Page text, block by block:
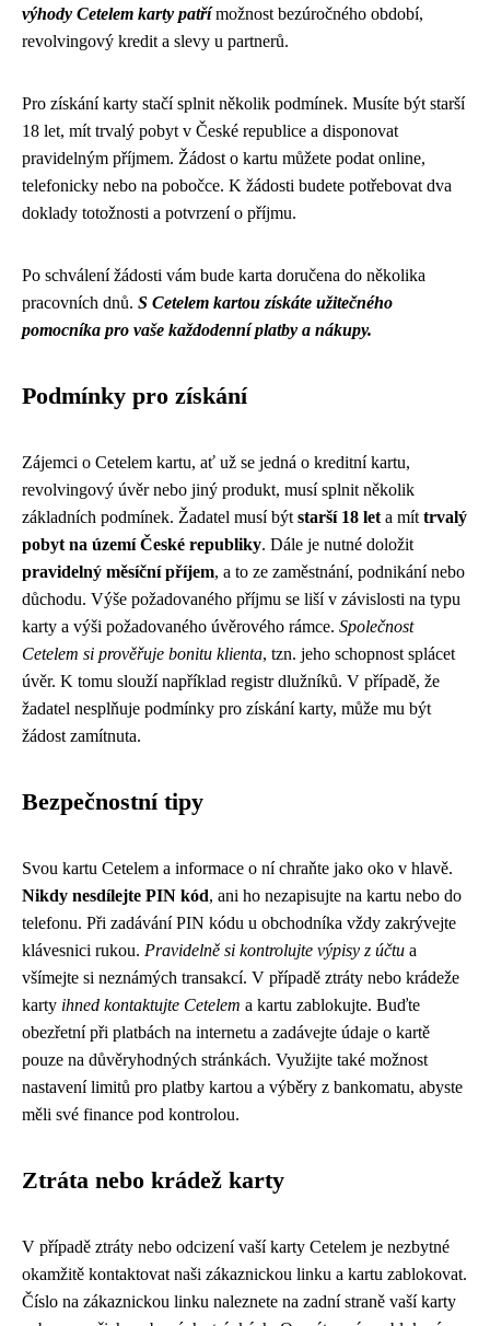
výhody Cetelem karty patřímožnost bezúročného období,
revolvingový kredit a slevy u partnerů.
Pro získání karty stačí splnit několik podmínek. Musíte být starší
18 let, mít trvalý pobyt v České republice a disponovat
pravidelným příjmem. Žádost o kartu můžete podat online,
telefonicky nebo na pobočce. K žádosti budete potřebovat dva
doklady totožnosti a potvrzení o příjmu.
Po schválení žádosti vám bude karta doručena do několika
pracovních dnů. S Cetelem kartou získáte užitečného
pomocníka pro vaše každodenní platby a nákupy.
Podmínky pro získání
Zájemci o Cetelem kartu, ať už se jedná o kreditní kartu,
revolvingový úvěr nebo jiný produkt, musí splnit několik
základních podmínek. Žadatel musí být starší 18 let a mít trvalý
pobyt na území České republiky. Dále je nutné doložit
pravidelný měsíční příjem, a to ze zaměstnání, podnikání nebo
důchodu. Výše požadovaného příjmu se liší v závislosti na typu
karty a výši požadovaného úvěrového rámce. Společnost
Cetelem si prověřuje bonitu klienta, tzn. jeho schopnost splácet
úvěr. K tomu slouží například registr dlužníků. V případě, že
žadatel nesplňuje podmínky pro získání karty, může mu být
žádost zamítnuta.
Bezpečnostní tipy
Svou kartu Cetelem a informace o ní chraňte jako oko v hlavě.
Nikdy nesdílejte PIN kód, ani ho nezapisujte na kartu nebo do
telefonu. Při zadávání PIN kódu u obchodníka vždy zakrývejte
klávesnici rukou. Pravidelně si kontrolujte výpisy z účtu a
všímejte si neznámých transakcí. V případě ztráty nebo krádeže
karty ihned kontaktujte Cetelem a kartu zablokujte. Buďte
obezřetní při platbách na internetu a zadávejte údaje o kartě
pouze na důvěryhodných stránkách. Využijte také možnost
nastavení limitů pro platby kartou a výběry z bankomatu, abyste
měli své finance pod kontrolou.
Ztráta nebo krádež karty
V případě ztráty nebo odcizení vaší karty Cetelem je nezbytné
okamžitě kontaktovat naši zákaznickou linku a kartu zablokovat.
Číslo na zákaznickou linku naleznete na zadní straně vaší karty